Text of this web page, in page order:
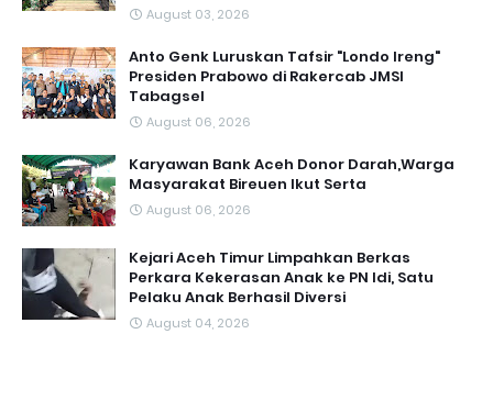
August 03, 2026
Anto Genk Luruskan Tafsir "Londo Ireng"
Presiden Prabowo di Rakercab JMSI
Tabagsel
August 06, 2026
Karyawan Bank Aceh Donor Darah,Warga
Masyarakat Bireuen Ikut Serta
August 06, 2026
Kejari Aceh Timur Limpahkan Berkas
Perkara Kekerasan Anak ke PN Idi, Satu
Pelaku Anak Berhasil Diversi
August 04, 2026